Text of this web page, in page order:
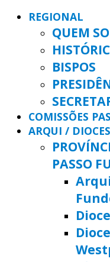
REGIONAL
QUEM
BISPOS
COMISSÕES
ARQUI /
PASSO